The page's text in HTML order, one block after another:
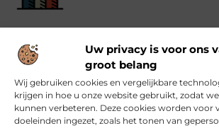
Uw privacy is voor ons
groot belang
Wij gebruiken cookies en vergelijkbare
krijgen in hoe u onze website gebruikt, zodat
kunnen verbeteren. Deze cookies worden voor
doeleinden ingezet, zoals het tonen van
Vind Ons Hier :
Beroemdheden Uit de Media Partners